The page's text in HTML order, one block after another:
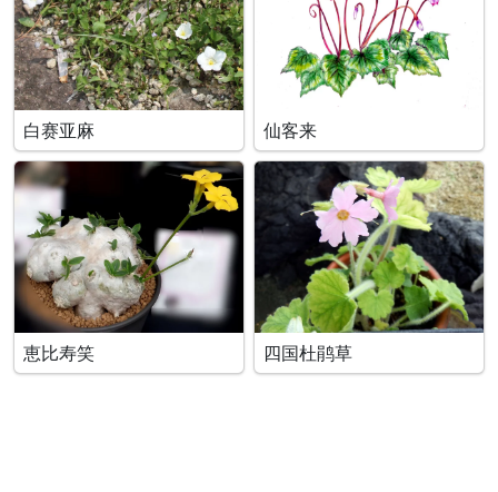
白赛亚麻 仙客来
恵比寿笑 四国杜鹃草